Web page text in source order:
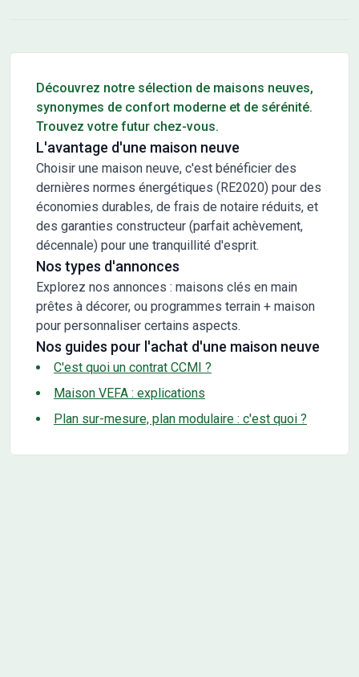
Découvrez notre sélection de maisons neuves,
synonymes de confort moderne et de sérénité.
Trouvez votre futur chez-vous.
L'avantage d'une maison neuve
Choisir une maison neuve, c'est bénéficier des
dernières normes énergétiques (RE2020) pour des
économies durables, de frais de notaire réduits, et
des garanties constructeur (parfait achèvement,
décennale) pour une tranquillité d'esprit.
Nos types d'annonces
Explorez nos annonces : maisons clés en main
prêtes à décorer, ou programmes terrain + maison
pour personnaliser certains aspects.
Nos guides pour l'achat d'une maison neuve
C'est quoi un contrat CCMI ?
Maison VEFA : explications
Plan sur-mesure, plan modulaire : c'est quoi ?